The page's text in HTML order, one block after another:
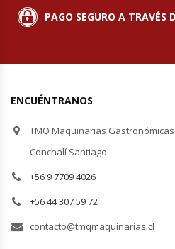
PAGO SEGURO A TRAVÉS
ENCUÉNTRANOS
TMQ Maquinarias
Conchalí Santiago
+56 9 7709 4026
+56 44 307 59 72
contacto@tmqmaquinarias.cl